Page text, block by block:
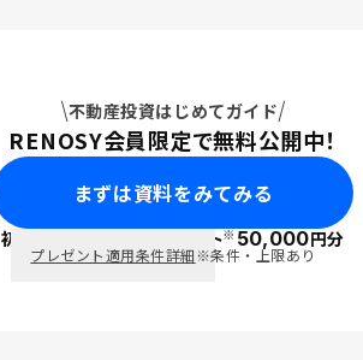
不動産投資はじめてガイド
RENOSY会員限定で無料公開中！
まずは資料をみてみる
初回面談で ポイント※50,000円分
プレゼント適用条件詳細※条件・上限あり